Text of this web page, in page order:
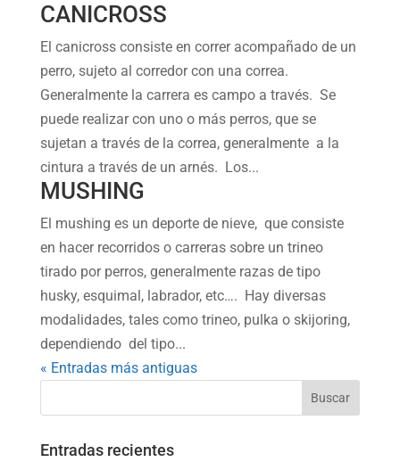
CANICROSS
El canicross consiste en correr acompañado de un
perro, sujeto al corredor con una correa.
Generalmente la carrera es campo a través. Se
puede realizar con uno o más perros, que se
sujetan a través de la correa, generalmente a la
cintura a través de un arnés. Los...
MUSHING
El mushing es un deporte de nieve, que consiste
en hacer recorridos o carreras sobre un trineo
tirado por perros, generalmente razas de tipo
husky, esquimal, labrador, etc…. Hay diversas
modalidades, tales como trineo, pulka o skijoring,
dependiendo del tipo...
« Entradas más antiguas
Entradas recientes